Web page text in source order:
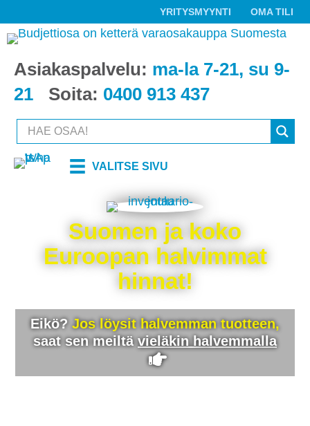
YRITYSMYYNTI OMA TILI
Asiakaspalvelu: ma-la 7-21, su 9-
21
Soita: 0400 913 437
VALITSE SIVU
Suomen ja koko
Euroopan halvimmat
hinnat!
Eikö? Jos löysit halvemman tuotteen,
saat sen meiltävieläkin halvemmalla